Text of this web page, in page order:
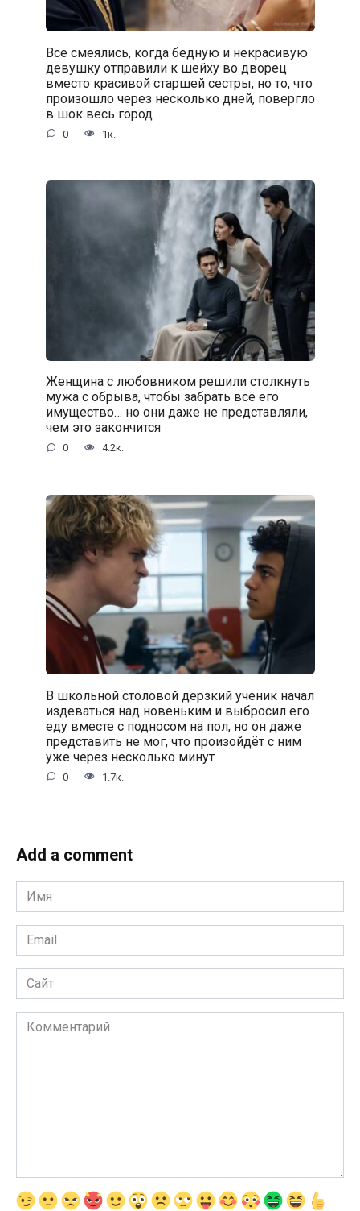
Все смеялись, когда бедную и некрасивую
девушку отправили к шейху во дворец
вместо красивой старшей сестры, но то, что
произошло через несколько дней, повергло
в шок весь город
0 1к.
Женщина с любовником решили столкнуть
мужа с обрыва, чтобы забрать всё его
имущество… но они даже не представляли,
чем это закончится
0 4.2к.
В школьной столовой дерзкий ученик начал
издеваться над новеньким и выбросил его
еду вместе с подносом на пол, но он даже
представить не мог, что произойдёт с ним
уже через несколько минут
0 1.7к.
Add a comment
Имя
*
Email
*
Сайт
Комментарий